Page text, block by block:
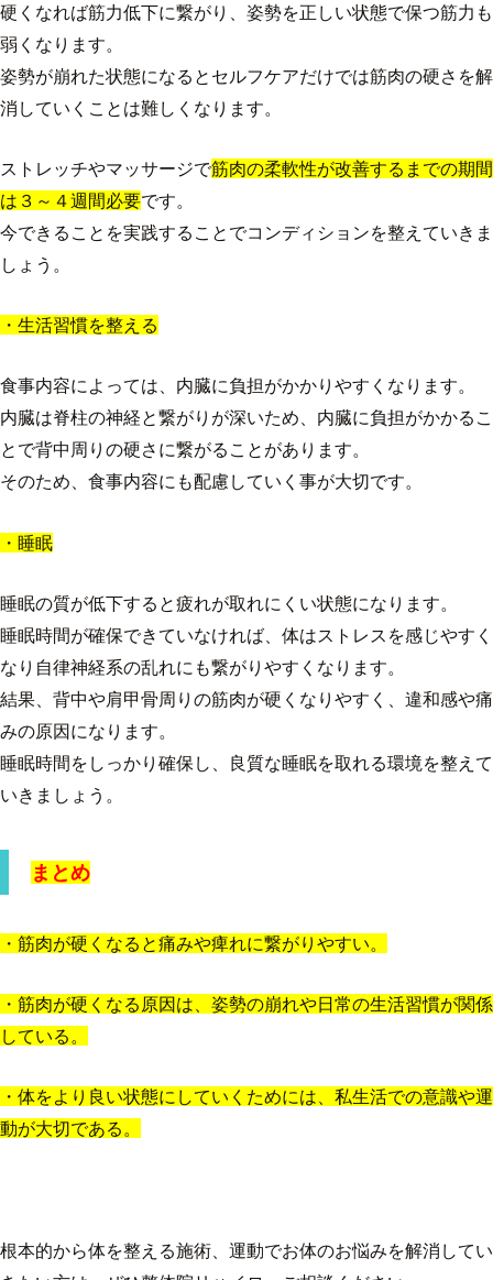
硬くなれば筋力低下に繋がり、姿勢を正しい状態で保つ筋力も
弱くなります。
姿勢が崩れた状態になるとセルフケアだけでは筋肉の硬さを解
消していくことは難しくなります。
ストレッチやマッサージで筋肉の柔軟性が改善するまでの期間
は３～４週間必要です。
今できることを実践することでコンディションを整えていきま
しょう。
・生活習慣を整える
食事内容によっては、内臓に負担がかかりやすくなります。
内臓は脊柱の神経と繋がりが深いため、内臓に負担がかかるこ
とで背中周りの硬さに繋がることがあります。
そのため、食事内容にも配慮していく事が大切です。
・睡眠
睡眠の質が低下すると疲れが取れにくい状態になります。
睡眠時間が確保できていなければ、体はストレスを感じやすく
なり自律神経系の乱れにも繋がりやすくなります。
結果、背中や肩甲骨周りの筋肉が硬くなりやすく、違和感や痛
みの原因になります。
睡眠時間をしっかり確保し、良質な睡眠を取れる環境を整えて
いきましょう。
まとめ
・筋肉が硬くなると痛みや痺れに繋がりやすい。
・筋肉が硬くなる原因は、姿勢の崩れや日常の生活習慣が関係
している。
・体をより良い状態にしていくためには、私生活での意識や運
動が大切である。
根本的から体を整える施術、運動でお体のお悩みを解消してい